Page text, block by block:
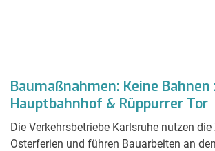
Baumaßnahmen: Keine
Hauptbahnhof & Rüppurrer Tor
Die Verkehrsbetriebe Karlsruhe nutzen
Osterferien und führen Bauarbeiten an